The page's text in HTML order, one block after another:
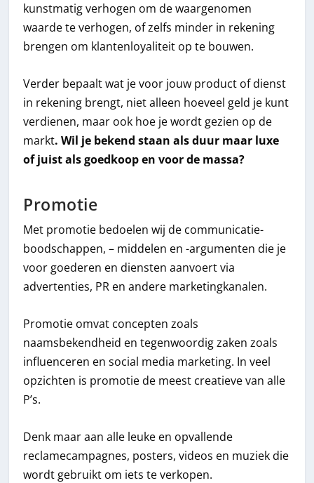
kunstmatig verhogen om de waargenomen
waarde te verhogen, of zelfs minder in rekening
brengen om klantenloyaliteit op te bouwen.
Verder bepaalt wat je voor jouw product of dienst
in rekening brengt, niet alleen hoeveel geld je kunt
verdienen, maar ook hoe je wordt gezien op de
markt. Wil je bekend staan als duur maar luxe
of juist als goedkoop en voor de massa?
Promotie
Met promotie bedoelen wij de communicatie-
boodschappen, – middelen en -argumenten die je
voor goederen en diensten aanvoert via
advertenties, PR en andere marketingkanalen.
Promotie omvat concepten zoals
naamsbekendheid en tegenwoordig zaken zoals
influenceren en social media marketing. In veel
opzichten is promotie de meest creatieve van alle
P’s.
Denk maar aan alle leuke en opvallende
reclamecampagnes, posters, videos en muziek die
wordt gebruikt om iets te verkopen.